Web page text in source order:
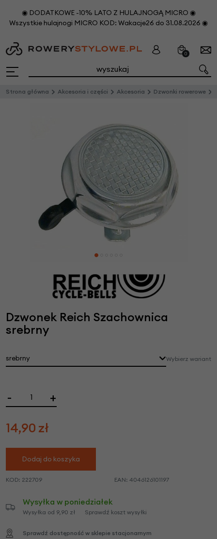
◉ DODATKOWE -10% LATO Z HULAJNOGĄ MICRO ◉
Wszystkie hulajnogi MICRO KOD: Wakacje26 do 31.08.2026 ◉
0
Strona główna Akcesoria i części Akcesoria Dzwonki rowerowe
Dzwonek Reich Szachownica
srebrny
srebrny Wybierz wariant
- +
14,90 zł
Dodaj do koszyka
KOD: 222709 EAN: 4046126101197
Wysyłka w poniedziałek
Wysyłka od 9,90 zł Sprawdź koszt wysyłki
Sprawdź dostępność w sklepie stacjonarnym